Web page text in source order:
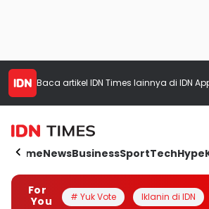
Baca artikel IDN Times lainnya di IDN
HomeNewsBusinessSportTechHype
For
You
# Yuk Vote Iklanin di IDN